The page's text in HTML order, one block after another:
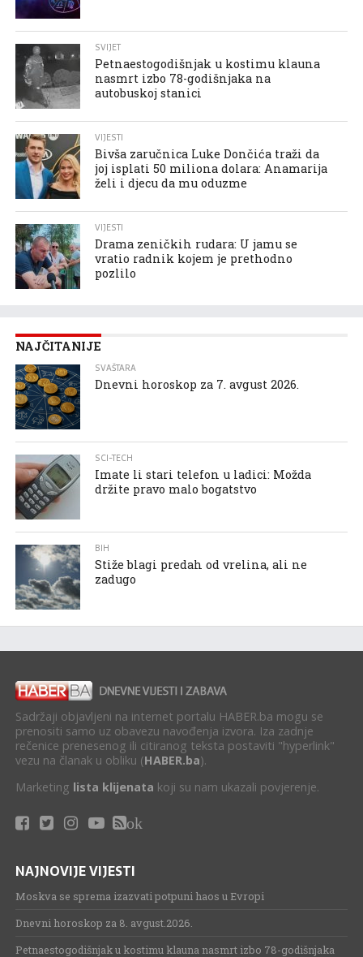
SVIJET
Petnaestogodišnjak u kostimu klauna
nasmrt izbo 78-godišnjaka na
autobuskoj stanici
VIJESTI
Bivša zaručnica Luke Dončića traži da
joj isplati 50 miliona dolara: Anamarija
želi i djecu da mu oduzme
VIJESTI
Drama zeničkih rudara: U jamu se
vratio radnik kojem je prethodno
pozlilo
NAJČITANIJE
SVAŠTARA
Dnevni horoskop za 7. avgust 2026.
SCI-TECH
Imate li stari telefon u ladici: Možda
držite pravo malo bogatstvo
BIH
Stiže blagi predah od vrelina, ali ne
zadugo
Sadržaji objavljeni na internet portalu HABER.ba mogu se
prenositi samo uz obavezu navođenja izvora. Iza zadnje
rečenice prenesenog ili citiranog teksta postaviti "hyperlink"
vezu na članak u obliku (HABER.ba).
Marketing lista klijenata koji su nam ukazali povjerenje.
ok
NAJNOVIJE VIJESTI
Moskva se sprema izazvati potpuni haos u Evropi
Dnevni horoskop za 8. avgust.2026.
Petnaestogodišnjak u kostimu klauna nasmrt izbo 78-godišnjaka